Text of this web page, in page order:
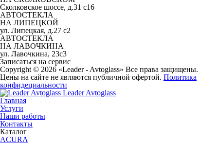
Сколковское шоссе, д.31 с16
АВТОСТЕКЛА
НА ЛИПЕЦКОЙ
ул. Липецкая, д.27 с2
АВТОСТЕКЛА
НА ЛАВОЧКИНА
ул. Лавочкина, 23с3
Записаться на сервис
Copyright © 2026 «Leader - Avtoglass» Все права защищены.
Цены на сайте не являются публичной офертой. Политика
конфидециальности
Leader Avtoglass
Главная
Услуги
Наши работы
Контакты
Каталог
ACURA